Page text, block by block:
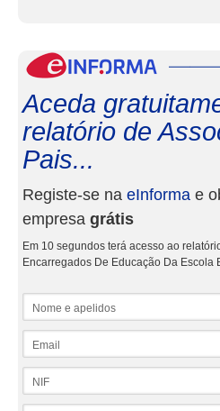
Aceda
relatório de
Pais...
Registe-se na eInforma e
empresa grátis
Em 10 segundos terá acesso ao
Encarregados De Educação Da Escola